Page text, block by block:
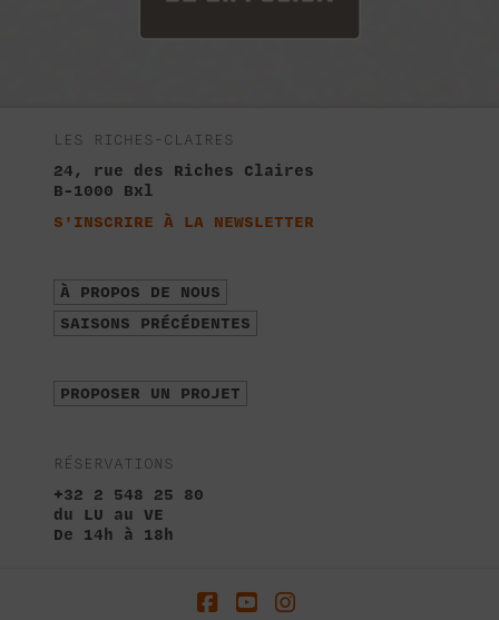
LES RICHES-CLAIRES
24, rue des Riches Claires
B-1000 Bxl
S'INSCRIRE À LA NEWSLETTER
À PROPOS DE NOUS
SAISONS PRÉCÉDENTES
PROPOSER UN PROJET
RÉSERVATIONS
+32 2 548 25 80
du LU au VE
De 14h à 18h